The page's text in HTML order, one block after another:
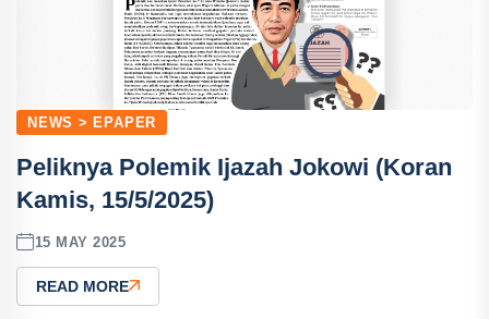
NEWS > EPAPER
Peliknya Polemik Ijazah Jokowi (Koran
Kamis, 15/5/2025)
15 MAY 2025
READ MORE